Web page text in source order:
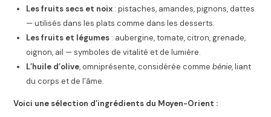
Les fruits secs et noix : pistaches, amandes, pignons, dattes
— utilisés dans les plats comme dans les desserts.
Les fruits et légumes : aubergine, tomate, citron, grenade,
oignon, ail — symboles de vitalité et de lumière.
L’huile d’olive, omniprésente, considérée commebénie, liant
du corps et de l’âme.
Voici une sélection d’ingrédients du Moyen-Orient :